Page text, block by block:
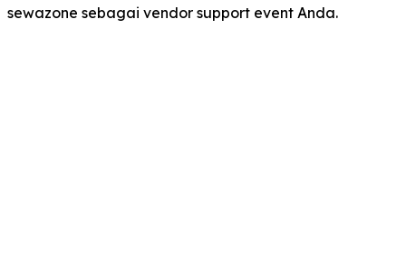
sewazone sebagai vendor support event Anda.